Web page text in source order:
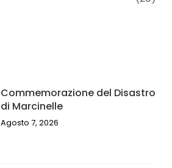
Commemorazione del Disastro
di Marcinelle
Agosto 7, 2026